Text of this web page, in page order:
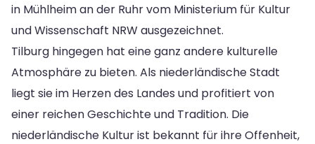
in Mühlheim an der Ruhr vom Ministerium für Kultur
und Wissenschaft NRW ausgezeichnet.
Tilburg hingegen hat eine ganz andere kulturelle
Atmosphäre zu bieten. Als niederländische Stadt
liegt sie im Herzen des Landes und profitiert von
einer reichen Geschichte und Tradition. Die
niederländische Kultur ist bekannt für ihre Offenheit,